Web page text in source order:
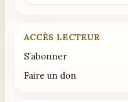
ACCÈS LECTEUR
S’abonner
Faire un don